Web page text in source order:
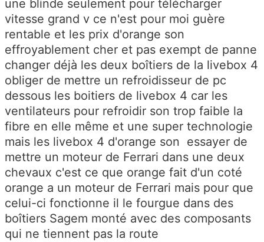
une blinde seulement pour télécharger
vitesse grand v ce n'est pour moi guère
rentable et les prix d'orange son
effroyablement cher et pas exempt de panne
changer déjà les deux boîtiers de la livebox 4
obliger de mettre un refroidisseur de pc
dessous les boitiers de livebox 4 car les
ventilateurs pour refroidir son trop faible la
fibre en elle même et une super technologie
mais les livebox 4 d'orange son essayer de
mettre un moteur de Ferrari dans une deux
chevaux c'est ce que orange fait d'un coté
orange a un moteur de Ferrari mais pour que
celui-ci fonctionne il le fourgue dans des
boîtiers Sagem monté avec des composants
qui ne tiennent pas la route